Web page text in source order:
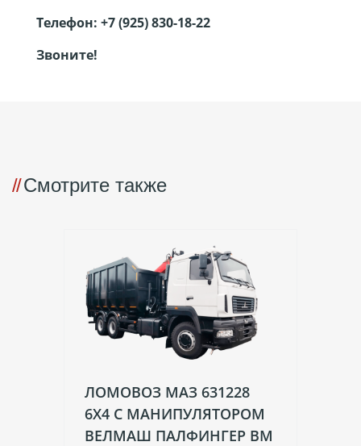
Телефон: +7 (925) 830-18-22
Звоните!
Смотрите также
ЛОМОВОЗ МАЗ 631228
6X4 С МАНИПУЛЯТОРОМ
ВЕЛМАШ ПАЛФИНГЕР ВМ